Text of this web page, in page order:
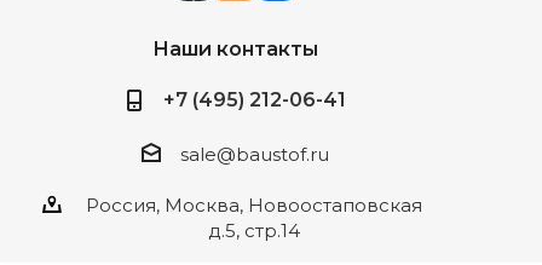
Наши контакты
+7 (495) 212-06-41
sale@baustof.ru
Россия, Москва, Новоостаповская
д.5, стр.14